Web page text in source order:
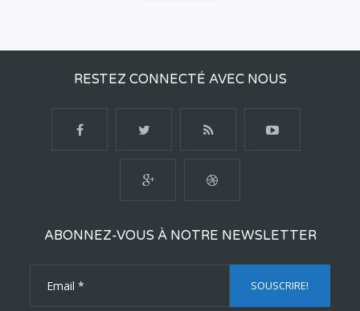
RESTEZ CONNECTÉ AVEC NOUS
ABONNEZ-VOUS À NOTRE NEWSLETTER